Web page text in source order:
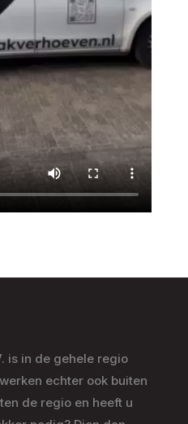
is in de gehele regio
echter ook buiten
de regio en heeft u